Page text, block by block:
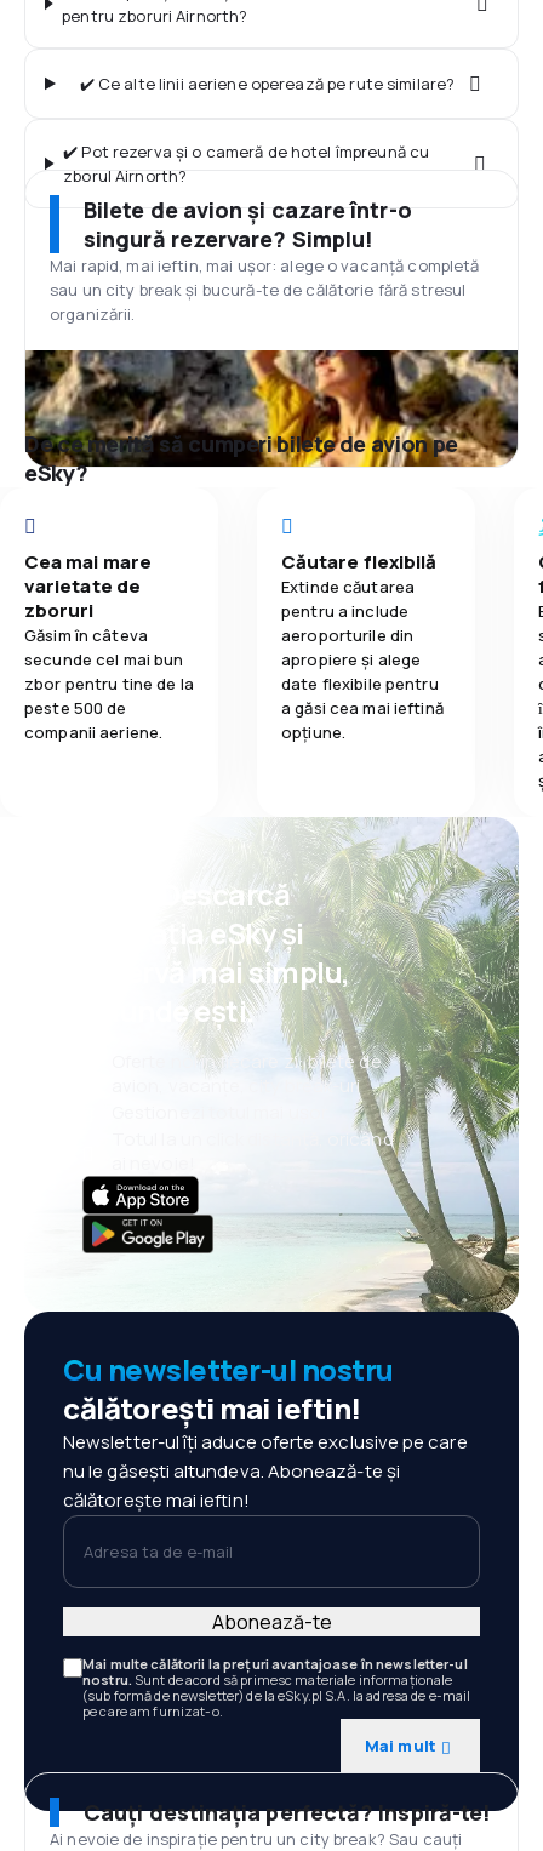
pentru zboruri Airnorth?
✔️ Ce alte linii aeriene operează pe rute similare?
✔️ Pot rezerva și o cameră de hotel împreună cu
zborul Airnorth?
Bilete de avion și cazare într-o
singură rezervare? Simplu!
Mai rapid, mai ieftin, mai ușor: alege o vacanță completă
sau un city break și bucură-te de călătorie fără stresul
organizării.
De ce merită să cumperi bilete de avion pe
eSky?
Cea mai mare
varietate de
zboruri
Găsim în câteva
secunde cel mai bun
zbor pentru tine de la
peste 500 de
companii aeriene.
Căutare flexibilă
Extinde căutarea
pentru a include
aeroporturile din
apropiere și alege
date flexibile pentru
a găsi cea mai ieftină
opțiune.
Psst! Descarcă
aplicația eSky și
rezervă mai simplu,
oriunde ești.
Oferte noi în fiecare zi: bilete de
avion, vacanțe, city break-uri
Totul la un click distanță, oricând
Cu newsletter-ul nostru
călătorești mai ieftin!
Newsletter-ul îți aduce oferte exclusive pe care
nu le găsești altundeva. Abonează-te și
călătorește mai ieftin!
Adresa ta de e-mail
Mai multe călătorii la prețuri avantajoase în newsletter-ul
nostru. Sunt de acord să primesc materiale informaționale
(sub formă de newsletter) de la eSky.pl S.A. la adresa de e-mail
pe care am furnizat-o.
Mai mult
Abonează-te
Cauți destinația perfectă? Inspiră-te!
Ai nevoie de inspirație pentru un city break? Sau cauți